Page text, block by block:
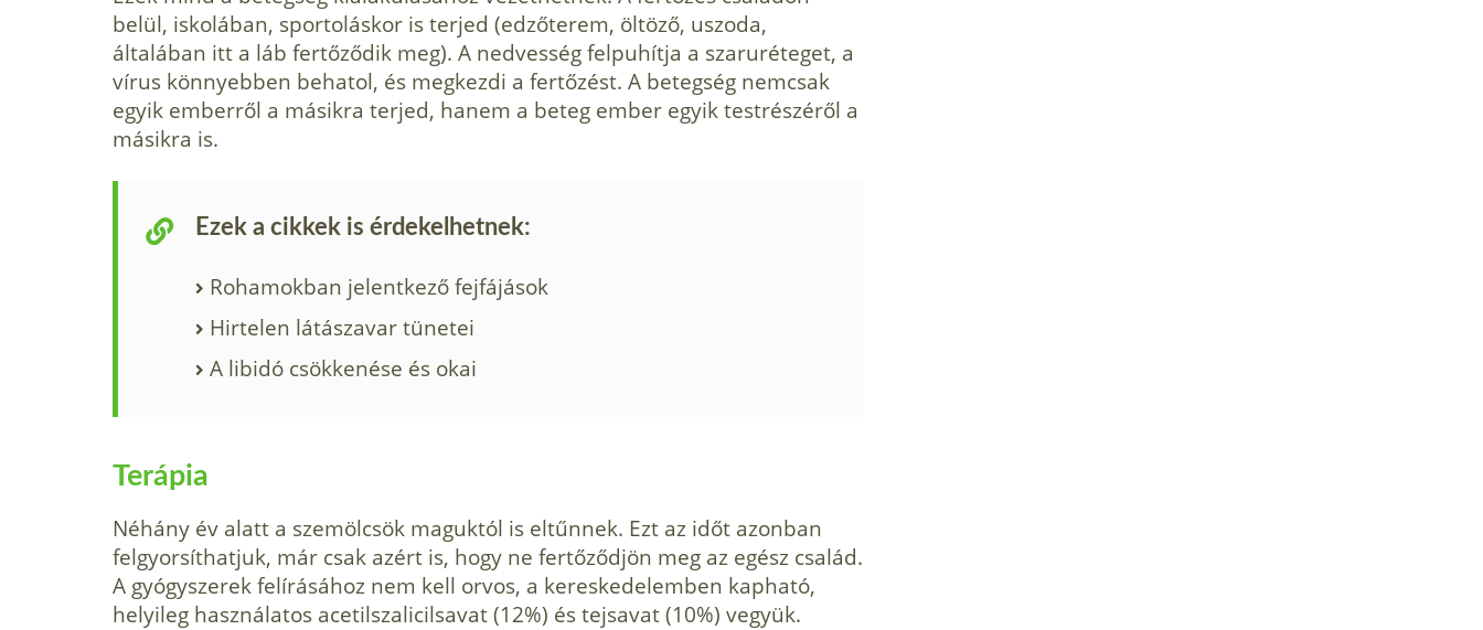
belül, iskolában, spor­toláskor is terjed (edzőterem, öltöző, uszo­da,
általában itt a láb fertőződik meg). A nedvesség felpuhítja a szaruréteget, a
vírus könnyebben behatol, és megkezdi a fertőzést. A betegség nemcsak
egyik emberről a másikra terjed, hanem a beteg ember egyik testrészéről a
másikra is.
Ezek a cikkek is érdekelhetnek:
Rohamokban jelentkező fejfájások
Hirtelen látászavar tünetei
A libidó csökkenése és okai
Terápia
Néhány év alatt a szemölcsök maguktól is eltűnnek. Ezt az időt azon­ban
felgyorsíthatjuk, már csak azért is, hogy ne fertőződjön meg az egész család.
A gyógyszerek felírásához nem kell orvos, a kereskedelemben kapható,
helyileg hasz­nálatos acetilszalicilsavat (12%) és tejsavat (10%) vegyük.